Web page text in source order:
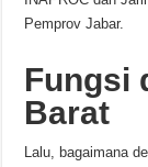
Pemprov Jabar.
Fungsi
Barat
Lalu, bagaimana